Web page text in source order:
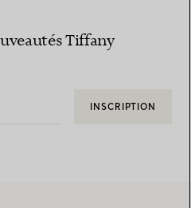
Tiffany
INSCRIPTION